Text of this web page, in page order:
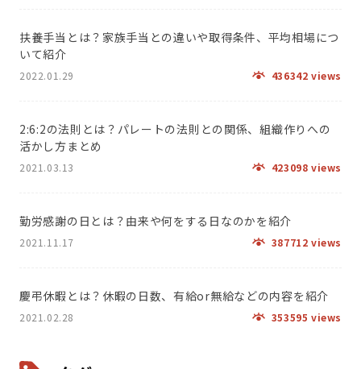
扶養手当とは？家族手当との違いや取得条件、平均相場につ
いて紹介
2022.01.29 436342 views
2:6:2の法則とは？パレートの法則との関係、組織作りへの
活かし方まとめ
2021.03.13 423098 views
勤労感謝の日とは？由来や何をする日なのかを紹介
2021.11.17 387712 views
慶弔休暇とは？休暇の日数、有給or無給などの内容を紹介
2021.02.28 353595 views